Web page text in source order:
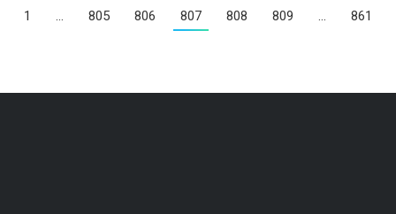
1 … 805 806 807 808 809 … 861